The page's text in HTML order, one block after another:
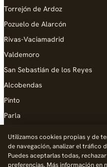
Torrejón de Ardoz
Pozuelo de Alarcón
Rivas-Vaciamadrid
Valdemoro
San Sebastián de los Reyes
Alcobendas
Pinto
Parla
AYUDA
Utilizamos cookies propias y de
de navegación, analizar el tráfico
Puedes aceptarlas todas,
preferencias. Más información en